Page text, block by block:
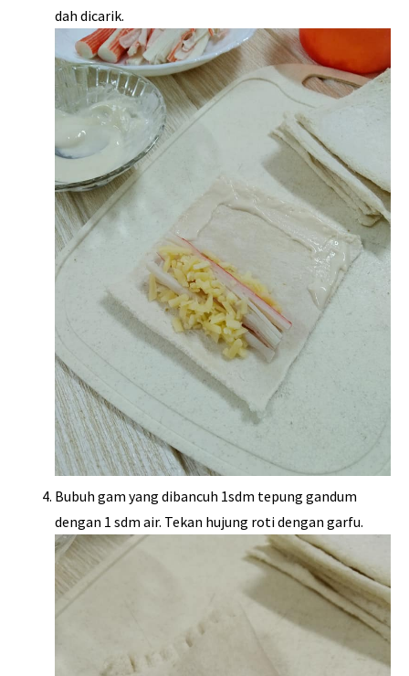
dah dicarik.
Bubuh gam yang dibancuh 1sdm tepung gandum
dengan 1 sdm air. Tekan hujung roti dengan garfu.